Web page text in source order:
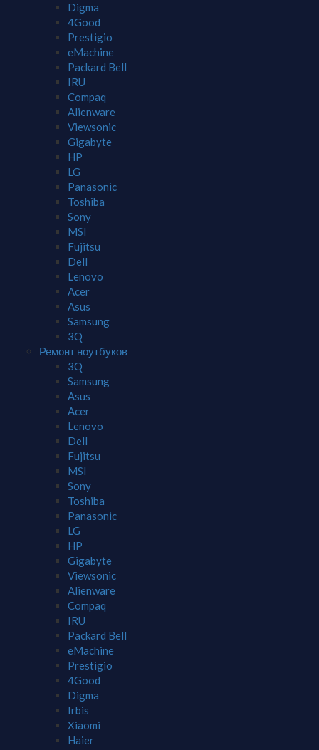
Digma
4Good
Prestigio
eMachine
Packard Bell
IRU
Compaq
Alienware
Viewsonic
Gigabyte
HP
LG
Panasonic
Toshiba
Sony
MSI
Fujitsu
Dell
Lenovo
Acer
Asus
Samsung
3Q
Ремонт ноутбуков
3Q
Samsung
Asus
Acer
Lenovo
Dell
Fujitsu
MSI
Sony
Toshiba
Panasonic
LG
HP
Gigabyte
Viewsonic
Alienware
Compaq
IRU
Packard Bell
eMachine
Prestigio
4Good
Digma
Irbis
Xiaomi
Haier